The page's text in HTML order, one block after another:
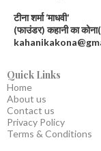
टीना शर्मा ‘माधवी’
(फाउंडर) कहानी का
Quick Links
Home
About us
Contact us
Privacy Policy
Terms & Conditions